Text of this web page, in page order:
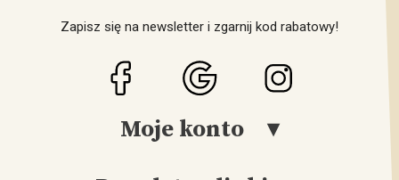
Moje konto
Zapisz się na newsletter i zgarnij kod rabatowy!